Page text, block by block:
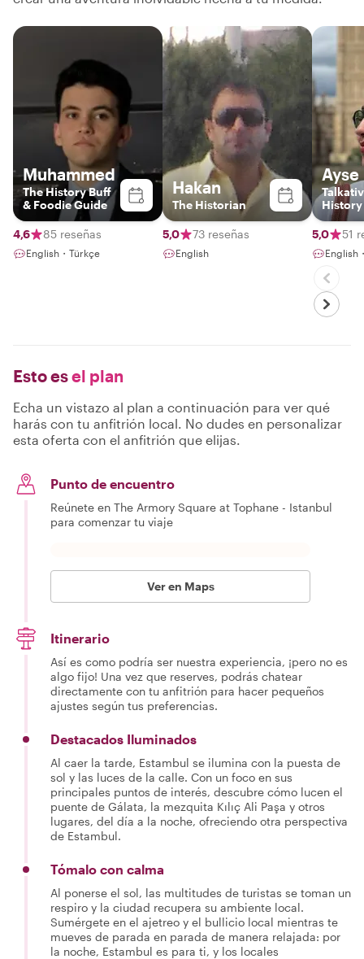
Muhammed
The History Buff
& Foodie Guide
4,6 85 reseñas
English・Türkçe
Hakan
The Historian
5,0 73 reseñas
English
Ayse
History
Food
Local
5,0 51
English
Esto esel plan
Echa un vistazo al plan a continuación para ver qué
harás con tu anfitrión local. No dudes en personalizar
esta oferta con el anfitrión que elijas.
Punto de encuentro
Reúnete en The Armory Square at Tophane - Istanbul
para comenzar tu viaje
Ver en Maps
Itinerario
Así es como podría ser nuestra experiencia, ¡pero no es
algo fijo! Una vez que reserves, podrás chatear
directamente con tu anfitrión para hacer pequeños
ajustes según tus preferencias.
Destacados Iluminados
Al caer la tarde, Estambul se ilumina con la puesta de
sol y las luces de la calle. Con un foco en sus
principales puntos de interés, descubre cómo lucen el
puente de Gálata, la mezquita Kılıç Ali Paşa y otros
lugares, del día a la noche, ofreciendo otra perspectiva
de Estambul.
Tómalo con calma
Al ponerse el sol, las multitudes de turistas se toman un
respiro y la ciudad recupera su ambiente local.
Sumérgete en el ajetreo y el bullicio local mientras te
mueves de parada en parada de manera relajada: por
la noche, Estambul es para ti, y los locales